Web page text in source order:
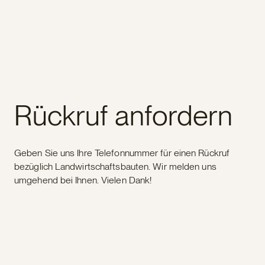
Rückruf anfordern
Geben Sie uns Ihre Telefonnummer für einen Rückruf
bezüglich Landwirtschaftsbauten. Wir melden uns
umgehend bei Ihnen. Vielen Dank!